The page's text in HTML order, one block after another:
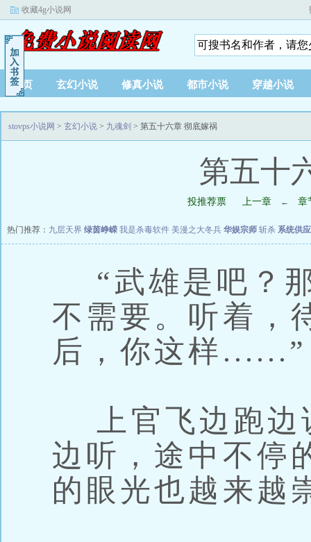
收藏4g小说网
首页 玄幻小说 修真小说 都市小说 穿越小说
stovps小说网 > 玄幻小说 > 九魂剑 > 第五十六章 彻底嫁祸
第五十
投推荐票 上一章 ← 章
热门推荐： 九层天界 绿茵峥嵘 我是杀毒软件 美漫之大冬兵 华娱宗师 斩杀 系统供
“武雄是吧？
不需要。听着，
后，你这样......”
上官飞边跑边
边听，途中不停
的眼光也越来越